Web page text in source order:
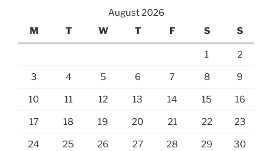
August 2026
M
T W T F S S
1 2
3 4 5 6 7 8 9
10 11 12 13 14 15 16
17 18 19 20 21 22 23
24 25 26 27 28 29 30